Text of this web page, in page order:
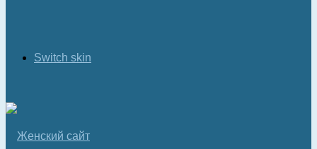
Switch skin